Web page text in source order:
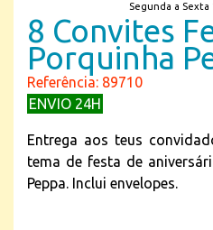
Segunda a Sexta
8 Convites
Porquinha
Referência: 89710
ENVIO 24H
Entrega aos teus
tema de festa de
Peppa. Inclui envelopes.